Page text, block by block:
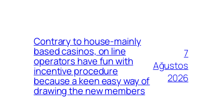
Contrary to house-mainly
based casinos, on line
operators have fun with
incentive procedure
because a keen easy way of
drawing the new members
7
Ağustos
2026